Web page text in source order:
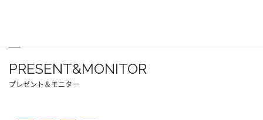
PRESENT&MONITOR
プレゼント＆モニター